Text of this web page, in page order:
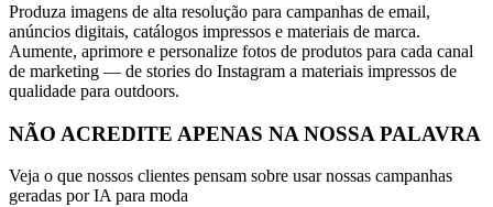
Produza imagens de alta resolução para campanhas de email,
anúncios digitais, catálogos impressos e materiais de marca.
Aumente, aprimore e personalize fotos de produtos para cada canal
de marketing — de stories do Instagram a materiais impressos de
qualidade para outdoors.
NÃO ACREDITE APENAS NA NOSSA PALAVRA
Veja o que nossos clientes pensam sobre usar nossas campanhas
geradas por IA para moda